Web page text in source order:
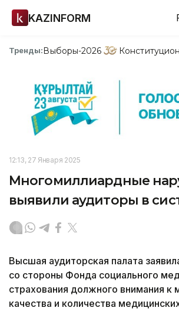
KAZINFORM
Тренды:Выборы-2026
12:13, 27 Января 2025
Многомиллиардные
выявили аудиторы в
Высшая аудиторская палата
со стороны Фонда социального
страхования должного внимания к
качества и количества